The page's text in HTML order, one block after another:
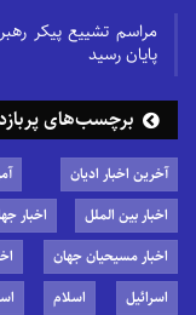
مراسم تشییع پیکر
پایان رسید
برچسب‌های
آخرین اخبار ادیان
اخبار بین الملل
اخبار
اخبار مسیحیان جهان
اسرائیل
اسلام